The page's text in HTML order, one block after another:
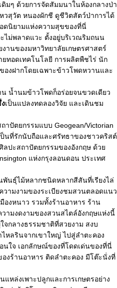
มๆ ด้วยการจัดสัมมนาในห้องกลางป่า
วสุวัต หนองผักชี ดูชีวิตสัตว์ป่าการได้
ดนิยามแห่งความสุขของที่นี่
ไม่พลาดแวะ ตั้งอยู่บริเวณริมถนน
งานของมหาวิทยาลัยเกษตรศาสตร์
ทอดเทคโนโลยี การผลิตพืชไร่ นัก
ฝากโดยเฉพาะข้าวโพดหวานและ
น้ำนมข้าวโพดก็อร่อยจนขวดเดียว
เป็นแปลงทดลองวิจัย และเดินชม
ปัตยกรรมแบบ Geogean/Victorian
นที่รักนับถือและศรัทธาของชาวคริสต์
ลปะสถาปัตยกรรมของอังกฤษ ด้ว
แห่งกรุงลอนดอน ประเทศ
พันธุ์ไม้หลากชนิดหลากสีสันที่เรียงไล่
ามงามของระเบียงชมสวนตลอดแนว
งหนาว รวมทั้งร้านอาหาร ร้าน
ามงดงามของสวนสไตล์อังกฤษแห่งนี้
จกลางธรรมชาติที่สวยงาม สงบ
หลรินจากเขาใหญ่ ไปสู่ลำตะคอง
นใจ เอกลักษณ์ของที่โดดเด่นของที่นี่
งร้านอาหาร ติดลำตะคอง มีโต๊ะนั่งที่
หล่งเพาะปลูกและการเกษตรอย่าง